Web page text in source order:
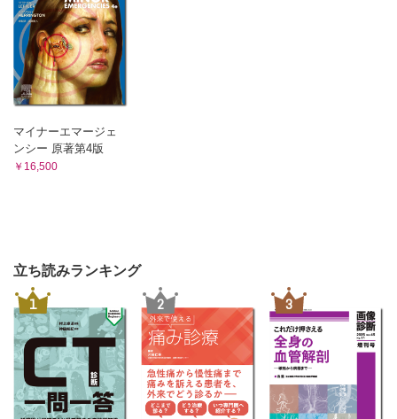
マイナーエマージェ
ンシー 原著第4版
￥16,500
立ち読みランキング
1 2 3